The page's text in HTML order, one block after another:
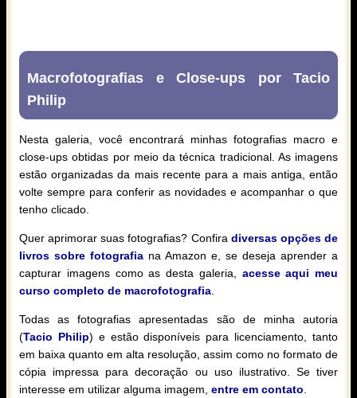
Macrofotografias e Close-ups por Tacio
Philip
Nesta galeria, você encontrará minhas fotografias macro e
close-ups obtidas por meio da técnica tradicional. As imagens
estão organizadas da mais recente para a mais antiga, então
volte sempre para conferir as novidades e acompanhar o que
tenho clicado.
Quer aprimorar suas fotografias? Confira diversas opções de
livros sobre fotografia na Amazon e, se deseja aprender a
capturar imagens como as desta galeria, acesse aqui meu
curso completo de macrofotografia
Todas as fotografias apresentadas são de minha autoria
(Tacio Philip) e estão disponíveis para licenciamento, tanto
em baixa quanto em alta resolução, assim como no formato de
cópia impressa para decoração ou uso ilustrativo. Se tiver
interesse em utilizar alguma imagem, entre em contato